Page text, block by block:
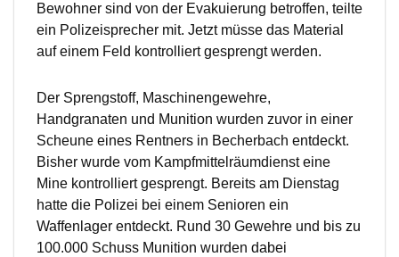
Bewohner sind von der Evakuierung betroffen, teilte
ein Polizeisprecher mit. Jetzt müsse das Material
auf einem Feld kontrolliert gesprengt werden.
Der Sprengstoff, Maschinengewehre,
Handgranaten und Munition wurden zuvor in einer
Scheune eines Rentners in Becherbach entdeckt.
Bisher wurde vom Kampfmittelräumdienst eine
Mine kontrolliert gesprengt. Bereits am Dienstag
hatte die Polizei bei einem Senioren ein
Waffenlager entdeckt. Rund 30 Gewehre und bis zu
100.000 Schuss Munition wurden dabei